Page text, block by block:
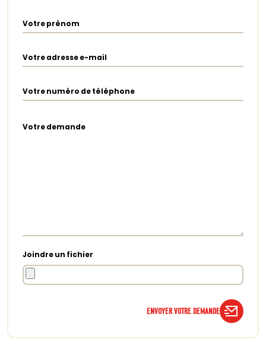
Votre prénom
Votre adresse e-mail
Votre numéro de téléphone
Votre demande
Joindre un fichier
ENVOYER VOTRE DEMANDE